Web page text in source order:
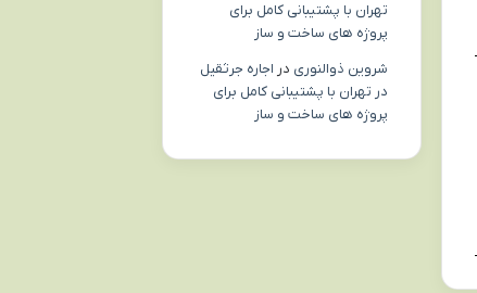
تهران با پشتیبانی کامل برای
پروژه های ساخت و ساز
شروین ذوالنوری در اجاره جرثقیل
در تهران با پشتیبانی کامل برای
پروژه های ساخت و ساز